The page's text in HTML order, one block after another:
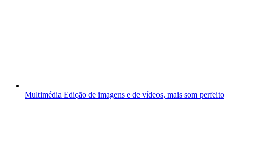
Multimédia Edição de imagens e de vídeos, mais som perfeito